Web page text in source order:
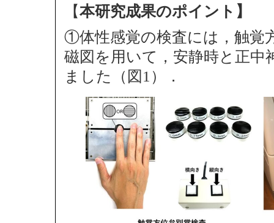
【本研究成果のポイント】
①体性感覚の検査には，触覚
磁図を用いて，安静時と正中
ました（図1）．